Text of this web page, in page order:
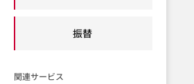
振替
関連サービス